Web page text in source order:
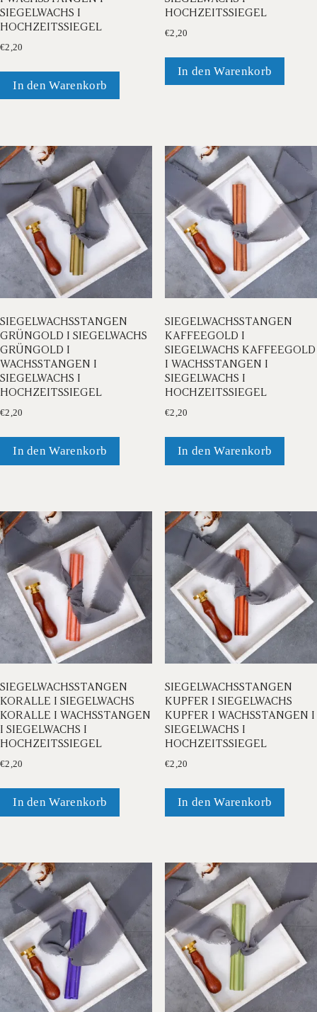
SIEGELWACHS I
HOCHZEITSSIEGEL
€2,20
In den Warenkorb
HOCHZEITSSIEGEL
€2,20
In den Warenkorb
SIEGELWACHSSTANGEN
GRÜNGOLD I SIEGELWACHS
GRÜNGOLD I
WACHSSTANGEN I
SIEGELWACHS I
HOCHZEITSSIEGEL
€2,20
In den Warenkorb
SIEGELWACHSSTANGEN
KAFFEEGOLD I
SIEGELWACHS KAFFEEGOLD
I WACHSSTANGEN I
SIEGELWACHS I
HOCHZEITSSIEGEL
€2,20
In den Warenkorb
SIEGELWACHSSTANGEN
KORALLE I SIEGELWACHS
KORALLE I WACHSSTANGEN
I SIEGELWACHS I
HOCHZEITSSIEGEL
€2,20
In den Warenkorb
SIEGELWACHSSTANGEN
KUPFER I SIEGELWACHS
KUPFER I WACHSSTANGEN I
SIEGELWACHS I
HOCHZEITSSIEGEL
€2,20
In den Warenkorb